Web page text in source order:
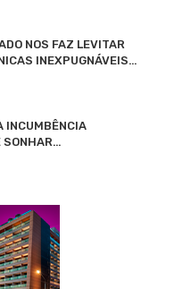
NOS FAZ LEVITAR
INEXPUGNÁVEIS…
INCUMBÊNCIA
SONHAR…